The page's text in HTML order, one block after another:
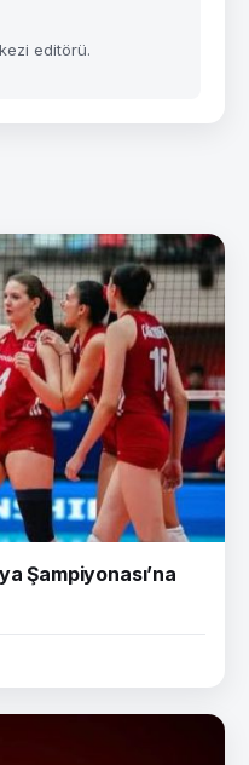
editörü.
Şampiyonası’na